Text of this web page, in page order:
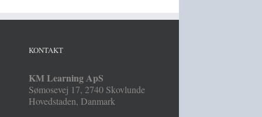
KONTAKT
KM Learning ApS
Sømosevej 17, 2740 Skovlunde
Hovedstaden, Danmark